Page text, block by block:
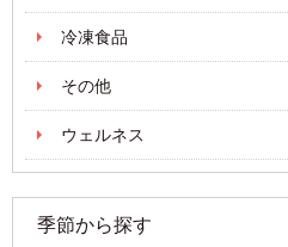
冷凍食品
その他
ウェルネス
季節から探す